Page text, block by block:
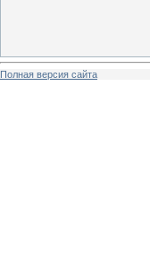
Полная версия сайта